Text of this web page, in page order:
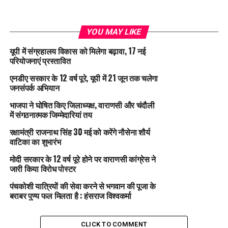
YOU MAY LIKE
यूपी में संग्रहालय विकास को मिलेगा बढ़ावा, 17 नई
परियोजनाएं प्रस्तावित
एनडीए सरकार के 12 वर्ष पूरे, यूपी में 21 जून तक चलेगा
जनसंपर्क अभियान
भाजपा ने घोषित किए जिलाध्यक्ष, वाराणसी और चंदौली
में संगठनात्मक जिम्मेदारियां तय
रक्षामंत्री राजनाथ सिंह 30 मई को करेंगे नौसेना शौर्य
वाटिका का शुभारंभ
मोदी सरकार के 12 वर्ष पूरे होने पर वाराणसी कांग्रेस ने
जारी किया विरोध पोस्टर
पंचकोशी यात्रियों की सेवा करने से भगवान की पूजा के
बराबर पुण्य फल मिलता है : हंसराज विश्वकर्मा
CLICK TO COMMENT